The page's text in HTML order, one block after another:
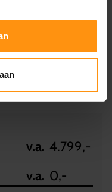
v.a. 4.799,-
v.a. 0,-